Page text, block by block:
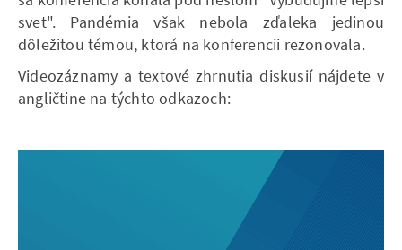
svet". Pandémia však nebola zďaleka jedinou
dôležitou témou, ktorá na konferencii rezonovala.
Videozáznamy a textové zhrnutia diskusií nájdete v
angličtine na týchto odkazoch: